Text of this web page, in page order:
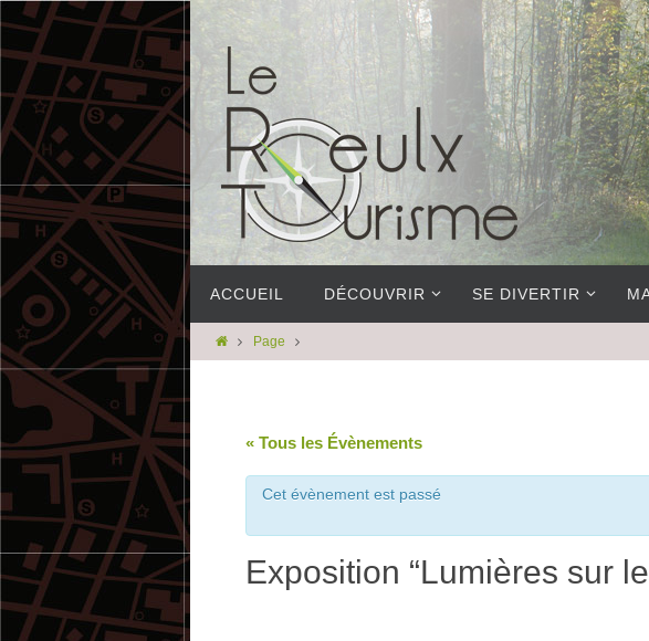
ACCUEIL DÉCOUVRIR SE DIVERTIR
Page
« Tous les Évènements
Cet évènement est passé
Exposition “Lumières sur